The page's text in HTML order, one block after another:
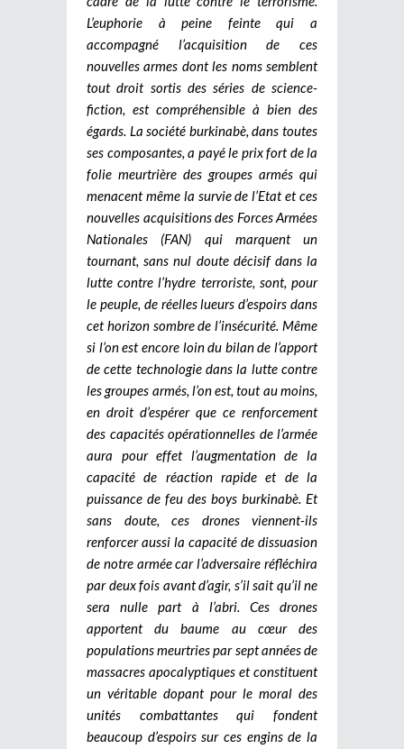
L’euphorie à peine feinte qui a
accompagné l’acquisition de ces
nouvelles armes dont les noms semblent
tout droit sortis des séries de science-
fiction, est compréhensible à bien des
égards. La société burkinabè, dans toutes
ses composantes, a payé le prix fort de la
folie meurtrière des groupes armés qui
menacent même la survie de l’Etat et ces
nouvelles acquisitions des Forces Armées
Nationales (FAN) qui marquent un
tournant, sans nul doute décisif dans la
lutte contre l’hydre terroriste, sont, pour
le peuple, de réelles lueurs d’espoirs dans
cet horizon sombre de l’insécurité. Même
si l’on est encore loin du bilan de l’apport
de cette technologie dans la lutte contre
les groupes armés, l’on est, tout au moins,
en droit d’espérer que ce renforcement
des capacités opérationnelles de l’armée
aura pour effet l’augmentation de la
capacité de réaction rapide et de la
puissance de feu des boys burkinabè. Et
sans doute, ces drones viennent-ils
renforcer aussi la capacité de dissuasion
de notre armée car l’adversaire réfléchira
par deux fois avant d’agir, s’il sait qu’il ne
sera nulle part à l’abri. Ces drones
apportent du baume au cœur des
populations meurtries par sept années de
massacres apocalyptiques et constituent
un véritable dopant pour le moral des
unités combattantes qui fondent
beaucoup d’espoirs sur ces engins de la